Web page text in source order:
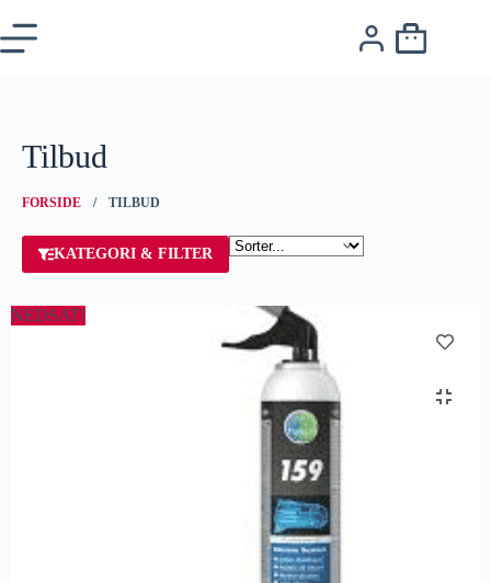
Tilbud
FORSIDE / TILBUD
KATEGORI & FILTER
NEDSAT!